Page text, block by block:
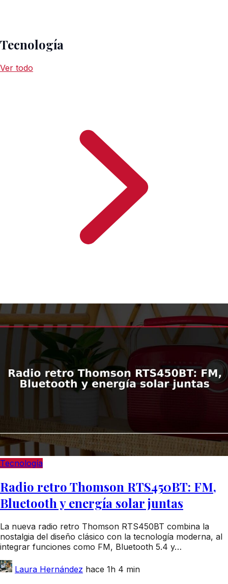
Tecnología
Ver todo
Tecnología
Radio retro Thomson RTS450BT: FM,
Bluetooth y energía solar juntas
La nueva radio retro Thomson RTS450BT combina la
nostalgia del diseño clásico con la tecnología moderna, al
integrar funciones como FM, Bluetooth 5.4 y…
Laura Hernández hace 1h 4 min